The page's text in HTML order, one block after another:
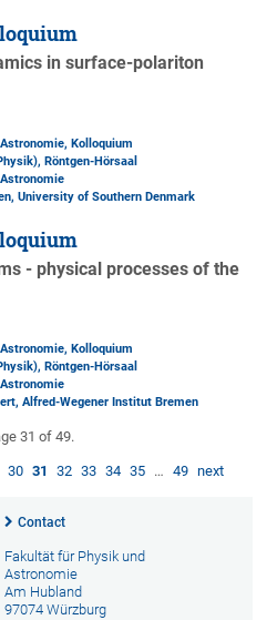
in surface-polariton
Kolloquium
, Röntgen-Hörsaal
University of Southern Denmark
- physical processes of the
Kolloquium
, Röntgen-Hörsaal
Alfred-Wegener Institut Bremen
31 of 49.
30 31 32 33 34 35 … 49 next
Contact
Fakultät für Physik und
Astronomie
Am Hubland
97074 Würzburg